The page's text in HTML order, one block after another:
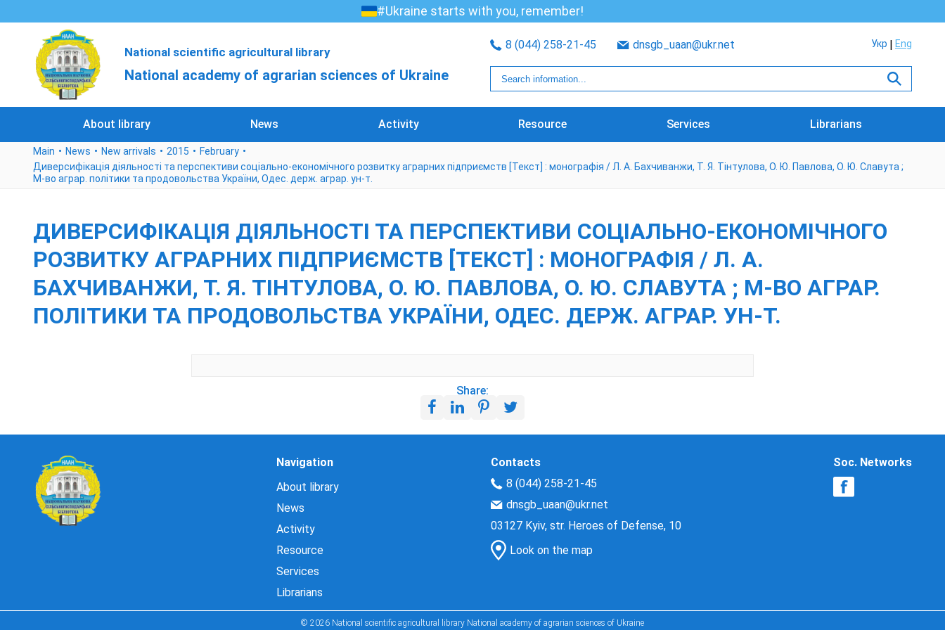
#Ukraine starts with you, remember!
National scientific agricultural library
National academy of agrarian sciences of Ukraine
8 (044) 258-21-45 dnsgb_uaan@ukr.net Укр Eng
About library News Activity Resource Services Librarians
Main News New arrivals 2015
February
Диверсифікація діяльності та перспективи соціально-економічного розвитку аграрних підприємств [Текст] : монографія / Л. А. Бахчиванжи, Т. Я. Тінтулова, О. Ю. Павлова, О. Ю. Славута ;
М-во аграр. політики та продовольства України, Одес. держ. аграр. ун-т.
ДИВЕРСИФІКАЦІЯ ДІЯЛЬНОСТІ ТА ПЕРСПЕКТИВИ СОЦІАЛЬНО-ЕКОНОМІЧНОГО
РОЗВИТКУ АГРАРНИХ ПІДПРИЄМСТВ [ТЕКСТ] : МОНОГРАФІЯ / Л. А.
БАХЧИВАНЖИ, Т. Я. ТІНТУЛОВА, О. Ю. ПАВЛОВА, О. Ю. СЛАВУТА ; М-ВО АГРАР.
ПОЛІТИКИ ТА ПРОДОВОЛЬСТВА УКРАЇНИ, ОДЕС. ДЕРЖ. АГРАР. УН-Т.
Share:
Navigation
About library
News
Activity
Resource
Services
Librarians
Contacts
8 (044) 258-21-45
dnsgb_uaan@ukr.net
03127 Kyiv, str. Heroes of Defense, 10
Look on the map
Soc. Networks
© 2026 National scientific agricultural library National academy of agrarian sciences of Ukraine